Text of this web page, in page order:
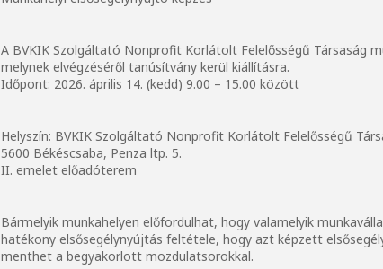
A BVKIK Szolgáltató Nonprofit Korlátolt Felelősségű Társaság
melynek elvégzéséről tanúsítvány kerül kiállításra.
Időpont: 2026. április 14. (kedd) 9.00 – 15.00 között
Helyszín: BVKIK Szolgáltató Nonprofit Korlátolt Felelősségű
5600 Békéscsaba, Penza ltp. 5.
II. emelet előadóterem
Bármelyik munkahelyen előfordulhat, hogy valamelyik
hatékony elsősegélynyújtás feltétele, hogy azt képzett
menthet a begyakorlott mozdulatsorokkal.